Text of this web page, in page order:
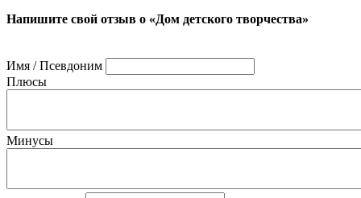
Напишите свой отзыв о «Дом детского творчества»
Имя / Псевдоним
Плюсы
Минусы